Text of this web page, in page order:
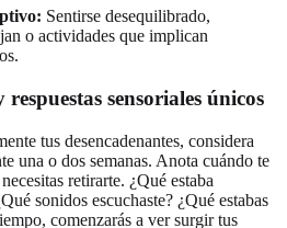
Sentirse desequilibrado,
o actividades que implican
sensoriales únicos
tus desencadenantes, considera
una o dos semanas. Anota cuándo te
retirarte. ¿Qué estaba
sonidos escuchaste? ¿Qué estabas
comenzarás a ver surgir tus